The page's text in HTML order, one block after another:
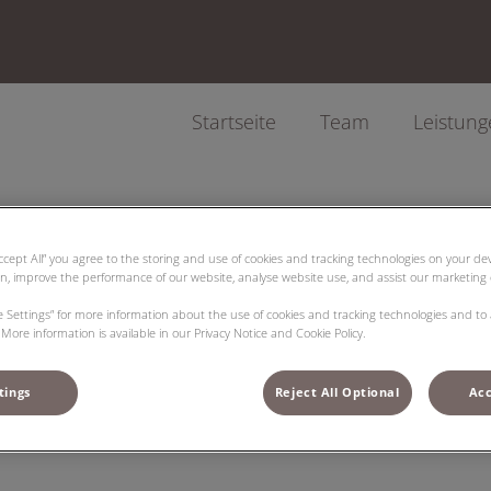
Startseite Team
Lebenslange Begleitung
der Geburt bis ins hohe Alter Ihrer
All” you agree to the storing and use of cookies and tracking technologies on your
improve the performance of our website, analyse website use, and assist our marketing
Settings” for more information about the use of cookies and tracking technologies and
information is available in our Privacy Notice and Cookie Policy.
Reject All Optional